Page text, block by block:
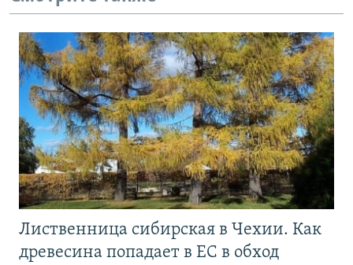
Лиственница сибирская в Чехии. Как
древесина попадает в ЕС в обход